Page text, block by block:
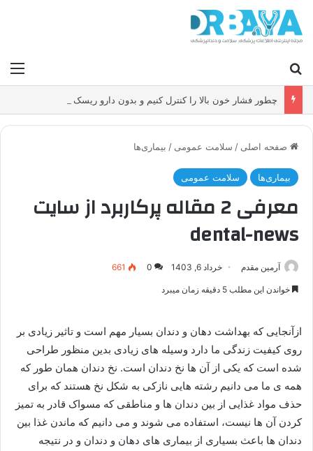
صفحه اصلی / سلامت عمومی / بیماری‌ها
بیماری‌ها سلامت عمومی
معرفی 2 مقاله پرکاربرد از سایت
dental-news
آرمین مقدم خرداد 6, 1403 0
661
خواندن این مطلب 5 دقیقه زمان میبرد
ازآنجایی که بهداشت دهان و دندان بسیار مهم است و تاثیر زیادی بر
روی کیفیت زندگی ما دارد وسیله های زیادی بدین منظور طراحی
شده است که یکی از آن ها نخ دندان است. نخ دندان همان طور که
همه ی ما می دانیم رشته هایی نازکی به شکل نخ هستند که برای
حذف مواد غذایی از بین دندان ها و مناطقی که مسواک قادر به تمیز
کردن آن ها نیست، استفاده می شوند و می دانیم که ماندن غذا بین
دندان ها باعث بسیاری از بیماری های دهان و دندان و در نتیجه